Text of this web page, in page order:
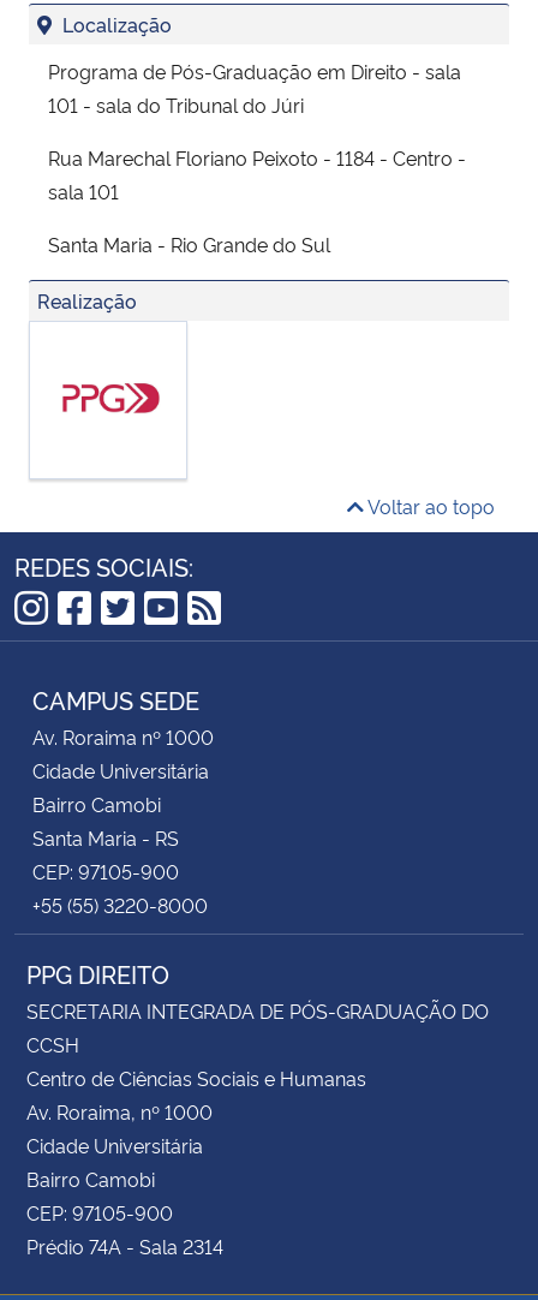
Localização
Programa de Pós-Graduação em Direito - sala
101 - sala do Tribunal do Júri
Rua Marechal Floriano Peixoto - 1184 - Centro -
sala 101
Santa Maria - Rio Grande do Sul
Realização
Voltar ao topo
REDES SOCIAIS:
Instagram
Facebook
Twitter
YouTube
RSS
CAMPUS SEDE
Av. Roraima nº 1000
Cidade Universitária
Bairro Camobi
Santa Maria - RS
CEP: 97105-900
+55 (55) 3220-8000
PPG DIREITO
SECRETARIA INTEGRADA DE PÓS-GRADUAÇÃO DO
CCSH
Centro de Ciências Sociais e Humanas
Av. Roraima, nº 1000
Cidade Universitária
Bairro Camobi
CEP: 97105-900
Prédio 74A - Sala 2314